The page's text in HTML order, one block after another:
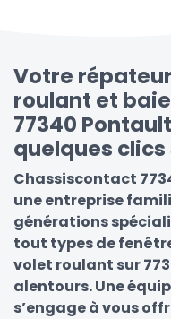
Votre
roulant et
77340
quelques
Chassiscontact
une entreprise
générations
tout types de
volet roulant sur
alentours. Une
s’engage à vous